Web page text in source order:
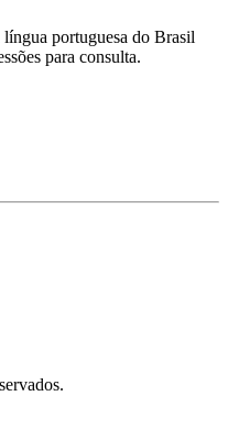
portuguesa do Brasil
para consulta.